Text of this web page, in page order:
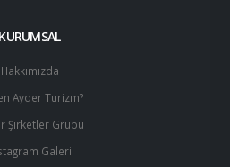
KURUMSAL
Hakkımızda
Ayder Turizm?
Şirketler Grubu
Galeri